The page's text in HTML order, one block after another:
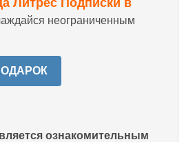
Литрес Подписки в
неограниченным
ознакомительным